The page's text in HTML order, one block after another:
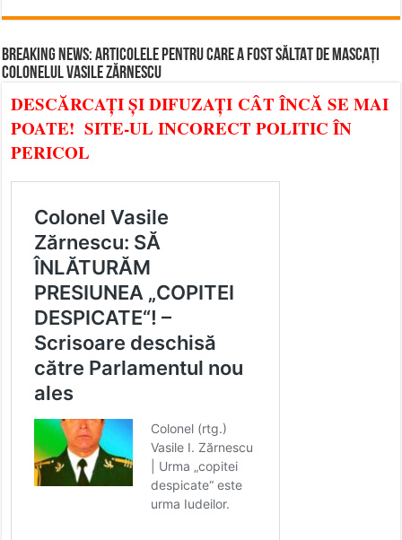
BREAKING NEWS: ARTICOLELE PENTRU CARE A FOST SĂLTAT DE MASCAȚI
COLONELUL VASILE ZĂRNESCU
DESCĂRCAȚI ȘI DIFUZAȚI CÂT ÎNCĂ SE MAI
POATE! SITE-UL INCORECT POLITIC ÎN
PERICOL